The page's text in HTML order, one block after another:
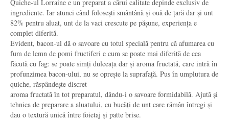
Quiche-ul Lorraine e un preparat a cărui calitate depinde exclusiv de
ingrediente. Iar atunci când folosești smântână și ouă de țară dar și unt
82% pentru aluat, unt de la vaci crescute pe pășune, experiența e
complet diferită.
Evident, bacon-ul dă o savoare cu totul specială pentru că afumarea cu
fum de lemn de pomi fructiferi e cum se poate mai diferită de cea
făcută cu fag: se poate simți dulceața dar și aroma fructată, care intră în
profunzimea bacon-ului, nu se oprește la suprafață. Pus în umplutura de
quiche, răspândește discret
aroma fructată în tot preparatul, dându-i o savoare formidabilă. Ajută și
tehnica de preparare a aluatului, cu bucăți de unt care rămân întregi și
dau o textură unică între foietaj și patte brise.